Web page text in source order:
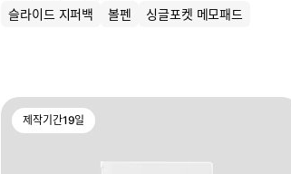
슬라이드 지퍼백 볼펜 싱글포켓 메모패드
제작기간19일